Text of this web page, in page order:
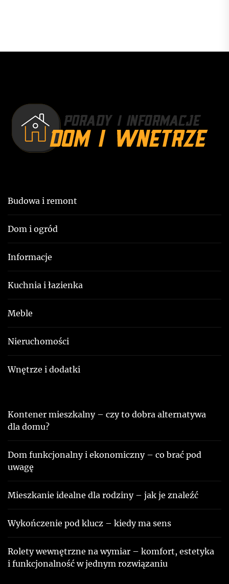
a
i
s
u
s
t
Budowa i remont
Dom i ogród
Informacje
Kuchnia i łazienka
Meble
Nieruchomości
Wnętrze i dodatki
Kontener mieszkalny – czy to dobra alternatywa
dla domu?
Dom funkcjonalny i ekonomiczny – co brać pod
uwagę
Mieszkanie idealne dla rodziny – jak je znaleźć
Wykończenie pod klucz – kiedy ma sens
Rolety wewnętrzne na wymiar – komfort, estetyka
i funkcjonalność w jednym rozwiązaniu